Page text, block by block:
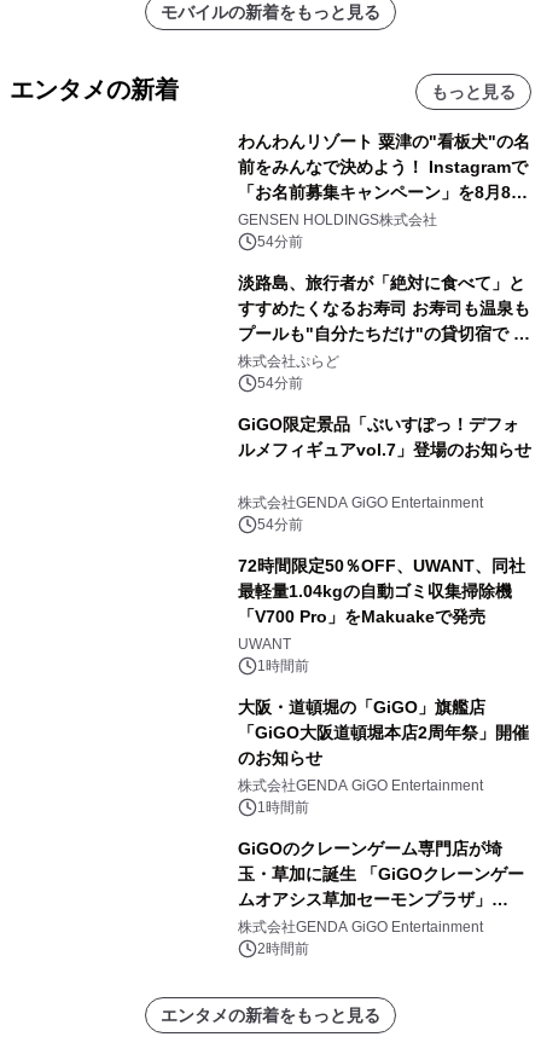
モバイルの新着をもっと見る
エンタメの新着 もっと見る
わんわんリゾート 粟津の"看板犬"の名
前をみんなで決めよう！ Instagramで
「お名前募集キャンペーン」を8月8日
(土)より開催
GENSEN HOLDINGS株式会社
54分前
淡路島、旅行者が「絶対に食べて」と
すすめたくなるお寿司 お寿司も温泉も
プールも"自分たちだけ"の貸切宿で 1
日1組限定「岩屋温泉 絵島別庭 海と
森」の握り寿司プラン
株式会社ぷらど
54分前
GiGO限定景品「ぶいすぽっ！デフォ
ルメフィギュアvol.7」登場のお知らせ
株式会社GENDA GiGO Entertainment
54分前
72時間限定50％OFF、UWANT、同社
最軽量1.04kgの自動ゴミ収集掃除機
「V700 Pro」をMakuakeで発売
UWANT
1時間前
大阪・道頓堀の「GiGO」旗艦店
「GiGO大阪道頓堀本店2周年祭」開催
のお知らせ
株式会社GENDA GiGO Entertainment
1時間前
GiGOのクレーンゲーム専門店が埼
玉・草加に誕生 「GiGOクレーンゲー
ムオアシス草加セーモンプラザ」
2026年8月7日(金)10時グランドオープ
ン
株式会社GENDA GiGO Entertainment
2時間前
エンタメの新着をもっと見る